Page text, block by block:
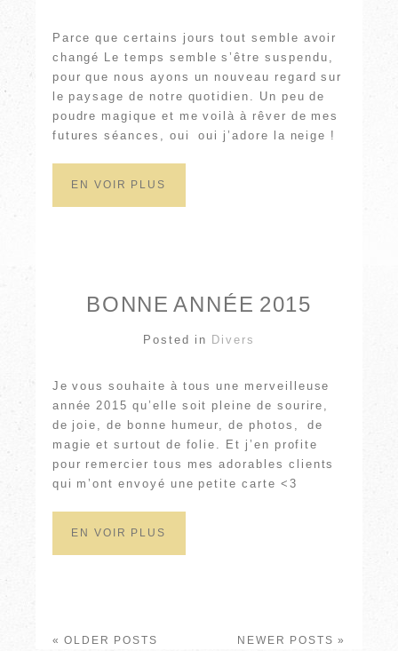
Parce que certains jours tout semble avoir
changé Le temps semble s’être suspendu,
pour que nous ayons un nouveau regard sur
le paysage de notre quotidien. Un peu de
poudre magique et me voilà à rêver de mes
futures séances, oui oui j’adore la neige !
EN VOIR PLUS
BONNE ANNÉE 2015
Posted in Divers
Je vous souhaite à tous une merveilleuse
année 2015 qu’elle soit pleine de sourire,
de joie, de bonne humeur, de photos, de
magie et surtout de folie. Et j’en profite
pour remercier tous mes adorables clients
qui m’ont envoyé une petite carte <3
EN VOIR PLUS
« OLDER POSTS NEWER POSTS »